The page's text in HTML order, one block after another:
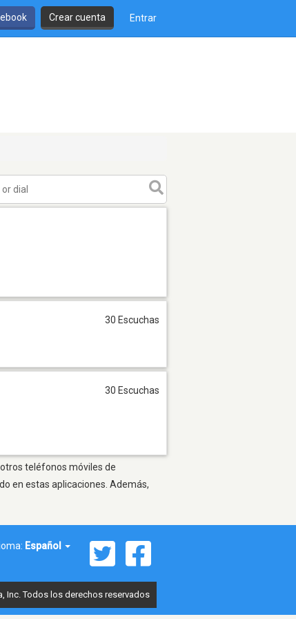
Crear cuenta Entrar
30 Escuchas
30 Escuchas
otros teléfonos móviles de
en estas aplicaciones. Además,
Español
Inc. Todos los derechos reservados